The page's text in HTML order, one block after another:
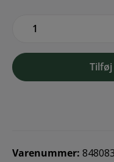
Varenummer: